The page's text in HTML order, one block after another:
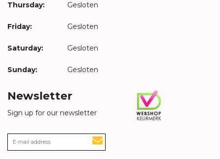
Thursday: Gesloten
Friday: Gesloten
Saturday: Gesloten
Sunday: Gesloten
Newsletter
Sign up for our newsletter